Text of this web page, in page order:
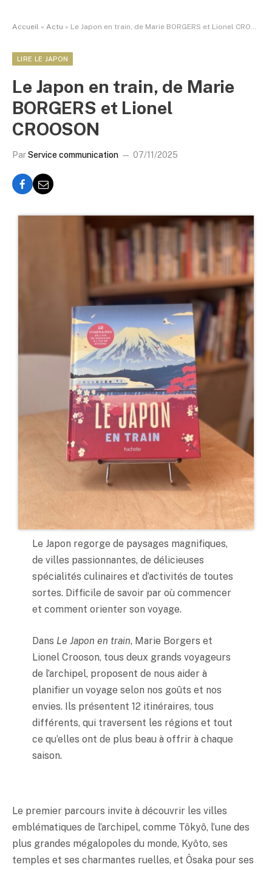
Accueil » Actu » Le Japon en train, de Marie BORGERS et Lionel CROOSON
LIRE LE JAPON
Le Japon en train, de Marie
BORGERS et Lionel
CROOSON
ParService communication 07/11/2025
Le Japon regorge de paysages magnifiques,
de villes passionnantes, de délicieuses
spécialités culinaires et d’activités de toutes
sortes. Difficile de savoir par où commencer
et comment orienter son voyage.
Dans Le Japon en train, Marie Borgers et
Lionel Crooson, tous deux grands voyageurs
de l’archipel, proposent de nous aider à
planifier un voyage selon nos goûts et nos
envies. Ils présentent 12 itinéraires, tous
différents, qui traversent les régions et tout
ce qu’elles ont de plus beau à offrir à chaque
saison.
Le premier parcours invite à découvrir les villes
emblématiques de l’archipel, comme Tôkyô, l’une des
plus grandes mégalopoles du monde, Kyôto, ses
temples et ses charmantes ruelles, et Ôsaka pour ses